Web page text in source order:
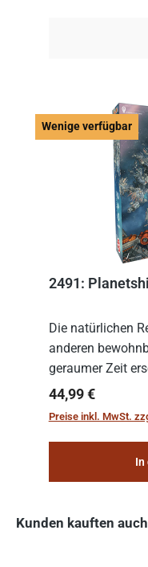
Wenige verfügbar
2491:
Die natürlichen
anderen
geraumer Zeit
sichern, wurden
„Weltenschiffe“
Regulärer Preis:
44,99 €
Preise inkl. MwSt.
In
Kunden kauften auch